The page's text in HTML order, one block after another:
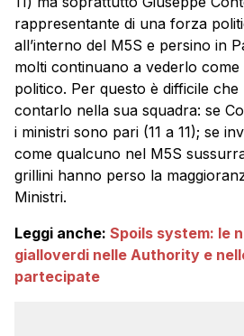
rappresentante di una forza
all’interno del M5S e persino in
molti continuano a vederlo
politico. Per questo è difficile che
contarlo nella sua squadra: se
i ministri sono pari (11 a 11); se
come qualcuno nel M5S
grillini hanno perso la
Ministri.
Leggi anche: Spoils system: le
gialloverdi nelle Authority e
partecipate